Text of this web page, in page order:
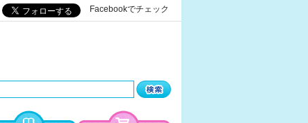
Facebookでチェック